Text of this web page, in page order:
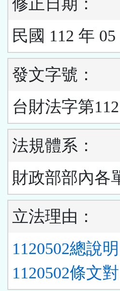
修正日期：
民國 112 年 05
發文字號：
台財法字第
法規體系：
財政部部內各
立法理由：
1120502總說
1120502條文